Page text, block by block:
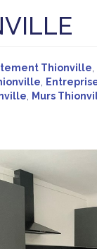
Thionville
Murs